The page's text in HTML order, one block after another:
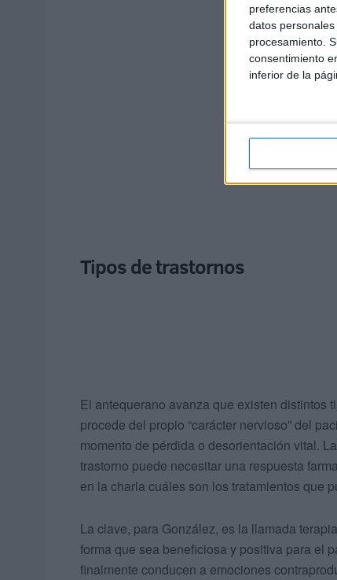
preferencias
datos
procesamiento.
consentimiento
inferior de la
Tipos de trastornos
El antequerano avanza que existen distintos
procede del propio “carácter nervioso” del
momento de pérdida o desorientación vital.
trastorno puede necesitar una respuesta
en la charla cuáles son los tratamientos que
La clave, para González, es la llamada
forma que sea beneficiosa y positiva para el
finalmente conducen a emociones